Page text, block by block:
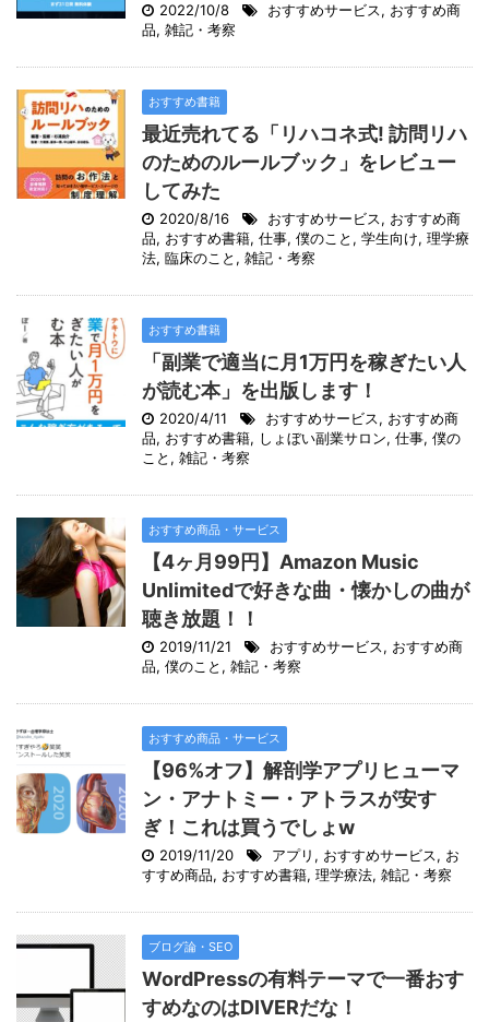
2022/10/8 おすすめサービス, おすすめ商
品, 雑記・考察
おすすめ書籍
最近売れてる「リハコネ式! 訪問リハ
のためのルールブック」をレビュー
してみた
2020/8/16 おすすめサービス, おすすめ商
品, おすすめ書籍, 仕事, 僕のこと , 学生向け, 理学療
法, 臨床のこと , 雑記・考察
おすすめ書籍
「副業で適当に月1万円を稼ぎたい人
が読む本」を出版します！
2020/4/11 おすすめサービス, おすすめ商
品, おすすめ書籍, しょぼい副業サロン, 仕事, 僕の
こと , 雑記・考察
おすすめ商品・サービス
【4ヶ月99円】Amazon Music
Unlimitedで好きな曲・懐かしの曲が
聴き放題！！
2019/11/21 おすすめサービス, おすすめ商
品, 僕のこと , 雑記・考察
おすすめ商品・サービス
【96%オフ】解剖学アプリヒューマ
ン・アナトミー・アトラスが安す
ぎ！これは買うでしょw
2019/11/20 アプリ , おすすめサービス, お
すすめ商品, おすすめ書籍, 理学療法, 雑記・考察
ブログ論・SEO
WordPressの有料テーマで一番おす
すめなのはDIVERだな！